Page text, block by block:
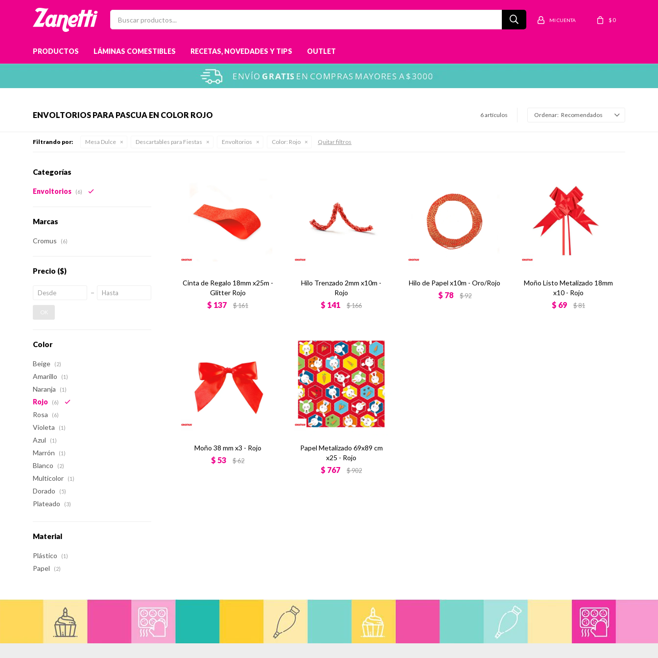
PRODUCTOS LÁMINAS COMESTIBLES RECETAS, NOVEDADES Y TIPS OUTLET
$ 0
ENVOLTORIOS PARA PASCUA EN COLOR ROJO 6 artículos Recomendados
Filtrando por: Mesa Dulce Descartables para Fiestas Envoltorios Color: Rojo Quitar filtros
Cinta de Regalo 18mm x25m -
Glitter Rojo
$ 137 $161
Hilo Trenzado 2mm x10m -
Rojo
$ 141 $166
Hilo de Papel x10m - Oro/Rojo
$ 78 $92
Moño Listo Metalizado 18mm
x10 - Rojo
$ 69 $81
Moño 38 mm x3 - Rojo
$ 53 $62
Papel Metalizado 69x89 cm
x25 - Rojo
$ 767 $902
Categorías
Envoltorios (6)
Marcas
Cromus (6)
Precio ($)
OK
Color
Beige (2)
Amarillo (1)
Naranja (1)
Rojo (6)
Rosa (6)
Violeta (1)
Azul (1)
Marrón (1)
Blanco (2)
Multicolor (1)
Dorado (5)
Plateado (3)
Material
Plástico (1)
Papel (2)